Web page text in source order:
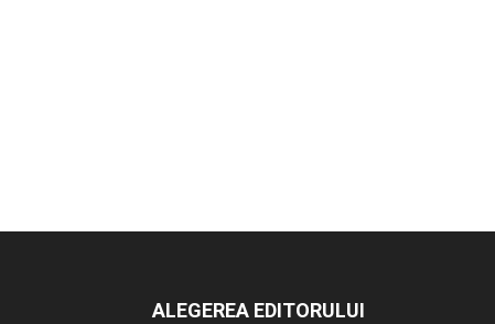
ALEGEREA EDITORULUI